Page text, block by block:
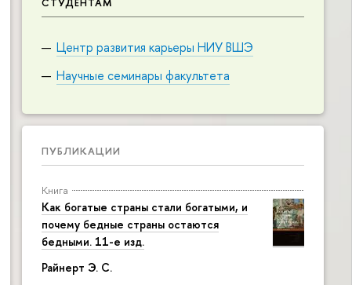
Центр развития карьеры НИУ ВШЭ
Научные семинары факультета
ПУБЛИКАЦИИ
Книга
Как богатые страны стали богатыми, и
почему бедные страны остаются
бедными. 11-е изд.
Райнерт Э. С.